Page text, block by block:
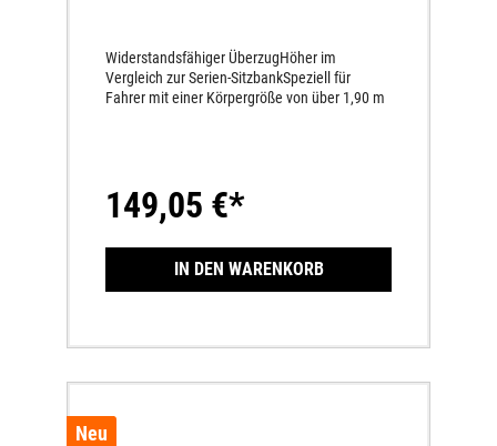
Widerstandsfähiger ÜberzugHöher im
Vergleich zur Serien-SitzbankSpeziell für
Fahrer mit einer Körpergröße von über 1,90 m
149,05 €*
IN DEN WARENKORB
Neu